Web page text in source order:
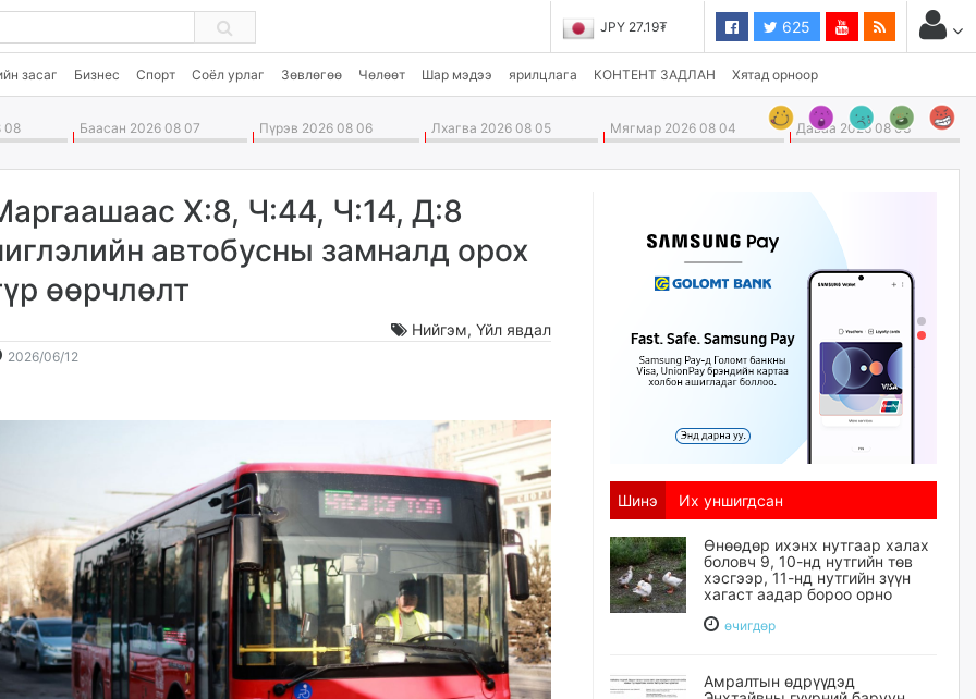
JPY 27.19₮ 625
засаг Бизнес Спорт Соёл урлаг Зөвлөгөө Чөлөөт Шар мэдээ ярилцлага КОНТЕНТ ЗАДЛАН Хятад орноор
08 Баасан 2026 08 07 Пүрэв 2026 08 06 Лхагва 2026 08 05 Мягмар 2026 08 04 Даваа 2026 08 03
Х:8, Ч:44, Ч:14, Д:8
автобусны замналд орох
өөрчлөлт
Нийгэм,Үйл явдал
2026/06/12
Шинэ Их уншигдсан
Өнөөдөр ихэнх нутгаар халах
боловч 9, 10-нд нутгийн төв
хэсгээр, 11-нд нутгийн зүүн
хагаст аадар бороо орно
өчигдѳр
Амралтын өдрүүдэд